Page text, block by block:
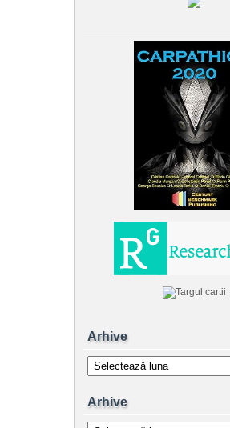
Arhive
Arhive
Arhive
Arhive